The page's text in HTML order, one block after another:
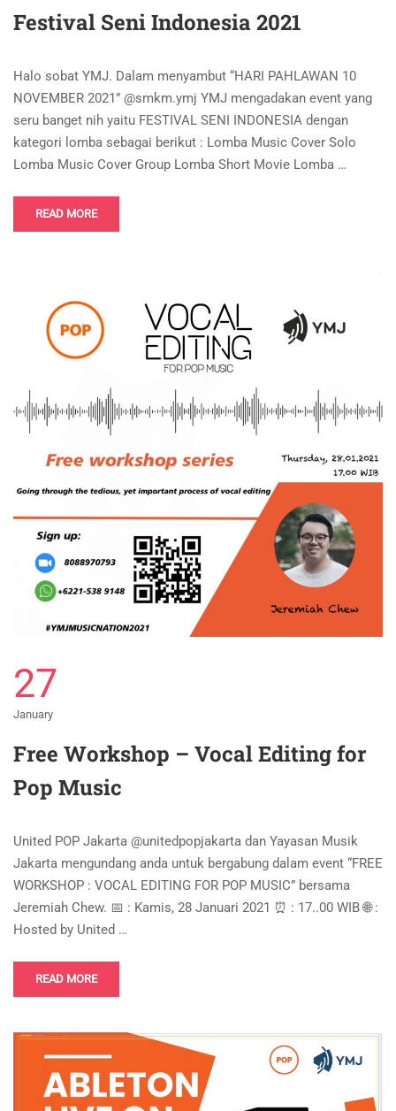
Festival Seni Indonesia 2021
Halo sobat YMJ. Dalam menyambut “HARI PAHLAWAN 10
NOVEMBER 2021” @smkm.ymj YMJ mengadakan event yang
seru banget nih yaitu FESTIVAL SENI INDONESIA dengan
kategori lomba sebagai berikut : Lomba Music Cover Solo
Lomba Music Cover Group Lomba Short Movie Lomba …
READ MORE
27
January
Free Workshop – Vocal Editing for
Pop Music
United POP Jakarta @unitedpopjakarta dan Yayasan Musik
Jakarta mengundang anda untuk bergabung dalam event “FREE
WORKSHOP : VOCAL EDITING FOR POP MUSIC” bersama
Jeremiah Chew. 📅 : Kamis, 28 Januari 2021 ⏰ : 17..00 WIB 🌐 :
Hosted by United …
READ MORE